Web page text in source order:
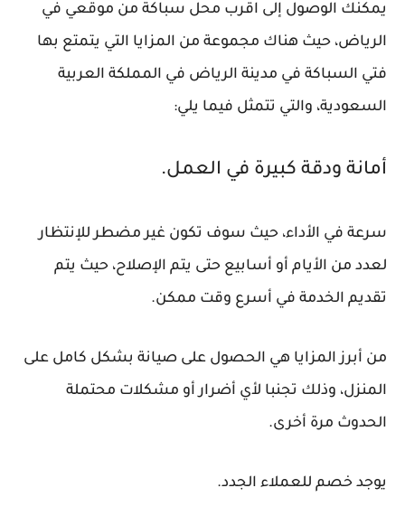
يمكنك الوصول إلى اقرب محل سباكة من موقعي في
الرياض، حيث هناك مجموعة من المزايا التي يتمتع بها
فتي السباكة في مدينة الرياض في المملكة العربية
السعودية، والتي تتمثل فيما يلي:
أمانة ودقة كبيرة في العمل.
سرعة في الأداء، حيث سوف تكون غير مضطر للإنتظار
لعدد من الأيام أو أسابيع حتى يتم الإصلاح، حيث يتم
تقديم الخدمة في أسرع وقت ممكن.
من أبرز المزايا هي الحصول على صيانة بشكل كامل على
المنزل، وذلك تجنبا لأي أضرار أو مشكلات محتملة
الحدوث مرة أخرى.
يوجد خصم للعملاء الجدد.